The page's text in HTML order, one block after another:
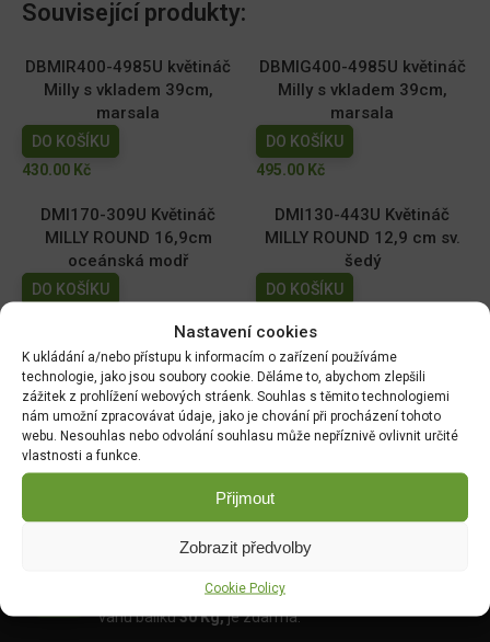
Nastavení cookies
K ukládání a/nebo přístupu k informacím o zařízení používáme
technologie, jako jsou soubory cookie. Děláme to, abychom zlepšili
zážitek z prohlížení webových stráenk. Souhlas s těmito technologiemi
nám umožní zpracovávat údaje, jako je chování při procházení tohoto
webu. Nesouhlas nebo odvolání souhlasu může nepříznivě ovlivnit určité
vlastnosti a funkce.
Přijmout
Zobrazit předvolby
Cookie Policy
Související produkty:
DBMIR400-4985U květináč
Milly s vkladem 39cm,
marsala
DO KOŠÍKU
430.00 Kč
DBMIG400-4985U květináč
Milly s vkladem 39cm,
marsala
DO KOŠÍKU
495.00 Kč
DMI170-309U Květináč
MILLY ROUND 16,9cm
oceánská modř
DO KOŠÍKU
DMI130-443U Květináč
MILLY ROUND 12,9 cm sv.
šedý
DO KOŠÍKU
DMI110-2411U Květináč
MILLY ROUND 10,9cm tm.
zelený
DO KOŠÍKU
29.00Kč
DMI150-443U Květináč
MILLY ROUND 14,6cm sv.
šedý
DO KOŠÍKU
Doprava objednávekod 1500 Kč,
váhu balíku30 Kg,je zdarma.